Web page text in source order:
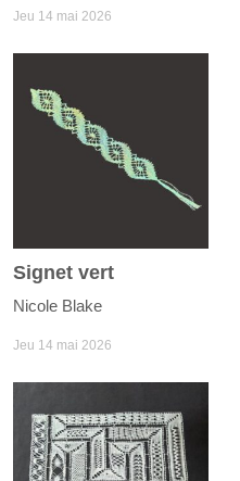
Jeu 14 mai 2026
Signet vert
Nicole Blake
Jeu 14 mai 2026